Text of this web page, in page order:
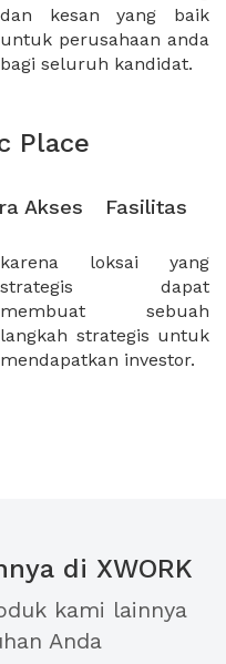
bagi seluruh kandidat.
Place
Akses Fasilitas
mendapatkan investor.
di XWORK
kami lainnya
Anda